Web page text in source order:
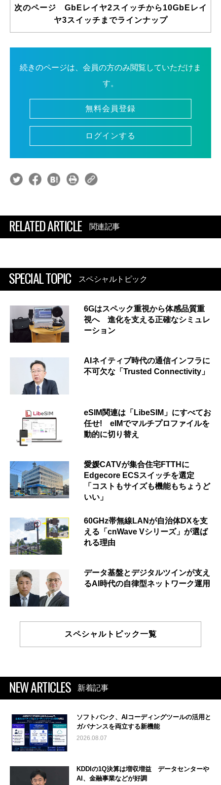
次のページ GbEレイヤ2スイッチから10GbEレイ
ヤ3スイッチまでラインナップ
続きのページは、会員の方のみ閲覧していただけま
す。
無料会員登録
ログインする
RELATED ARTICLE 関連記事
SPECIAL TOPIC スペシャルトピック
6Gはスペック重視から体感品質重
視へ 進化を支える正確なシミュレ
ーション
AIネイティブ時代の通信インフラに
不可欠な「Trusted Connectivity」
eSIM関連は「LibeSIM」にすべてお
任せ! eIMでマルチプロファイルを
動的に切り替え
愛媛CATVが集合住宅FTTHに
Edgecore ECSスイッチを選定
「コストもサイズも機能もちょうど
いい」
60GHz帯無線LANが自治体DXを支
える「cnWave Vシリーズ」が選ば
れる理由
データ基盤とデジタルツインが支え
るAI時代の自律型ネットワーク運用
スペシャルトピック一覧
NEW ARTICLES 新着記事
ソフトバンク、AIコーディングツールの活用と
ガバナンスを両立する新機能
2026.08.07
KDDIの1Q決算は増収増益 データセンターや
AI、金融事業などが好調